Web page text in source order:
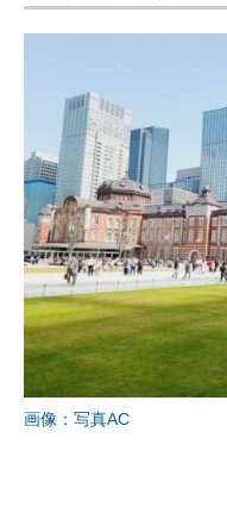
画像：写真AC